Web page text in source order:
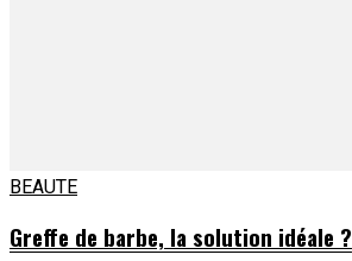
BEAUTE
Greffe de barbe, la solution idéale ?